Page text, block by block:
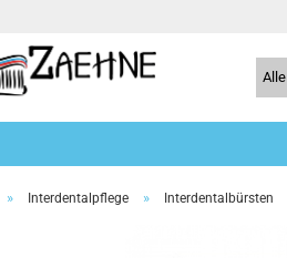
Alle
» Interdentalpflege » Interdentalbürsten